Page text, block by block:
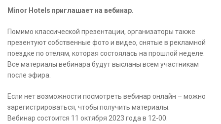
Minor Hotels приглашает на вебинар.
Помимо классической презентации, организаторы также
презентуют собственные фото и видео, снятые в рекламной
поездке по отелям, которая состоялась на прошлой неделе.
Все материалы вебинара будут высланы всем участникам
после эфира.
Если нет возможности посмотреть вебинар онлайн – можно
зарегистрироваться, чтобы получить материалы.
Вебинар состоится 11 октября 2023 года в 12-00.